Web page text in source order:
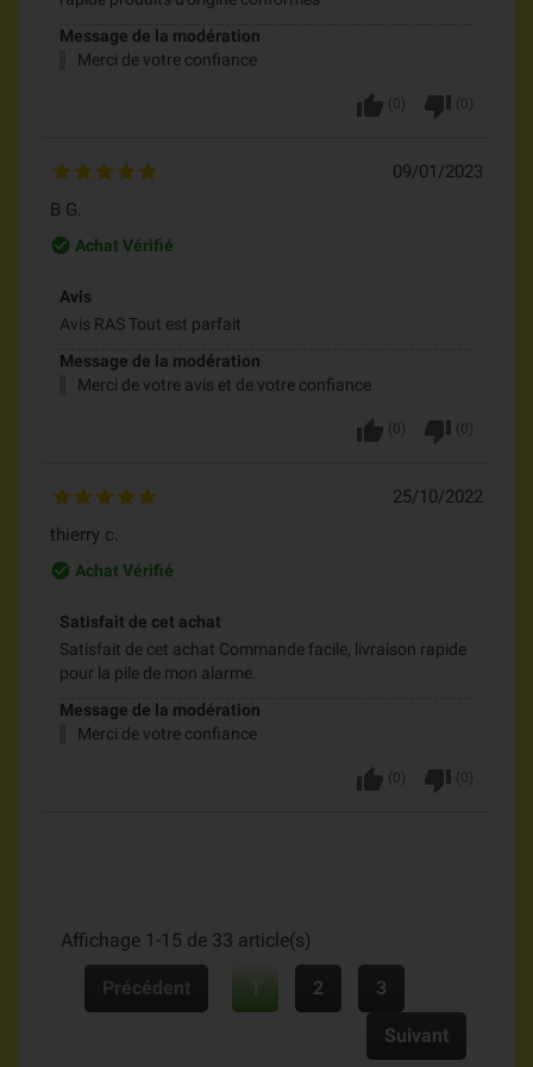
Message de la modération
Merci de votre confiance
thumb_up (0 ) thumb_down (0 )
09/01/2023
B G.
check_circle_outline
Achat Vérifié
Avis
Avis RAS Tout est parfait
Message de la modération
Merci de votre avis et de votre confiance
thumb_up (0 ) thumb_down (0 )
25/10/2022
thierry c.
check_circle_outline
Achat Vérifié
Satisfait de cet achat
Satisfait de cet achat Commande facile, livraison rapide
pour la pile de mon alarme.
Message de la modération
Merci de votre confiance
thumb_up (0 ) thumb_down (0 )
Affichage 1-15 de 33 article(s)
Précédent 1 2 3
Suivant